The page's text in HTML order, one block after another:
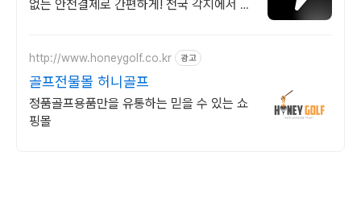
없는 안전결제로 간편하게! 전국 각지에서 올
http://www.honeygolf.co.kr 광고
골프전물몰 허니골프
정품골프용품만을 유통하는 믿을 수 있는 쇼
핑몰